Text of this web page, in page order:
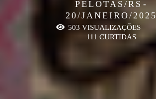
PELOTAS/RS
20/JANEIRO/2025
503 VISUALIZAÇÕES
111 CURTIDAS